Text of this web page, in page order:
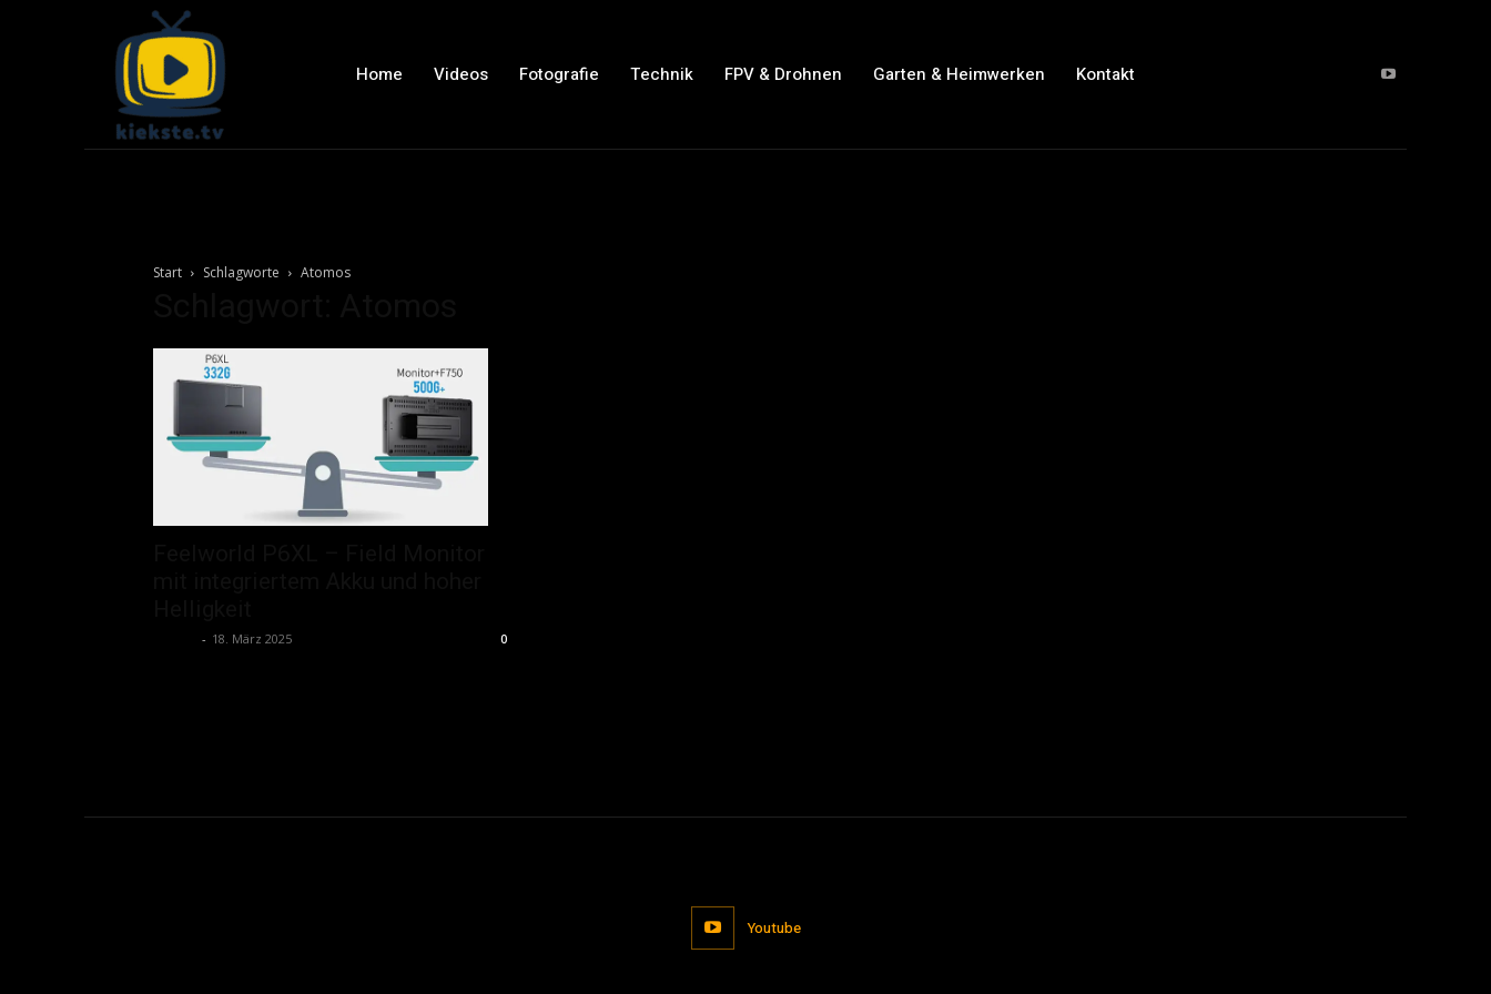
Home Videos Fotografie Technik FPV & Drohnen Garten & Heimwerken Kontakt
Start Schlagworte Atomos
- 18. März 2025 0
Youtube